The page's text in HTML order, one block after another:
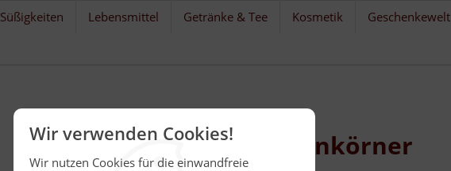
Wir verwenden Cookies!
Wir nutzen Cookies für die einwandfreie
Süßigkeiten Lebensmittel Getränke & Tee Kosmetik Geschenkewelt
Blütenpollenkörner